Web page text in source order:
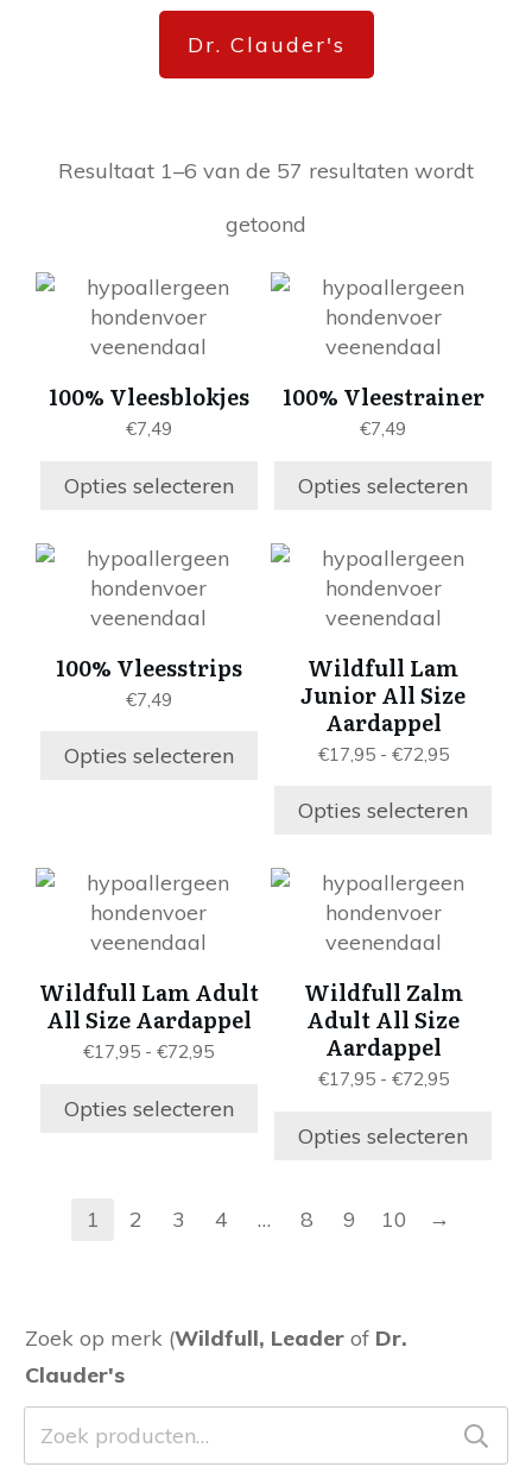
Dr. Clauder's
Resultaat 1–6 van de 57 resultaten wordt
getoond
100% Vleesblokjes
€7,49
Opties selecteren
Dit
product
heeft
variaties.
Deze
kan
worden
op
de
100% Vleestrainer
€7,49
Opties selecteren
Dit
product
heeft
variaties.
Deze
kan
worden
op
de
100% Vleesstrips
€7,49
Opties selecteren
Dit
product
heeft
variaties.
Deze
kan
de
productpagina
Wildfull Lam
Junior All Size
Aardappel
€17,95 - €72,95
tot
Opties selecteren
Dit
product
heeft
variaties.
Deze
optie
kan
worden
de
productpagina
Wildfull Lam Adult
All Size Aardappel
€17,95 - €72,95Prijsklasse:
tot
Opties selecteren
Dit
product
heeft
variaties.
Deze
optie
gekozen
Wildfull Zalm
Adult All Size
Aardappel
€17,95 - €72,95
tot
Opties selecteren
Dit
product
heeft
variaties.
Deze
optie
kan
worden
de
1 2 3 4 … 8 9 10 →
Zoek op merk (Wildfull, Leader of Dr.
Clauder's
Zoeken
naar: